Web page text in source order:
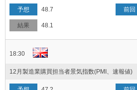
48.7
48.1
18:30
12月製造業購買担当者景気指数(PMI、速報値)